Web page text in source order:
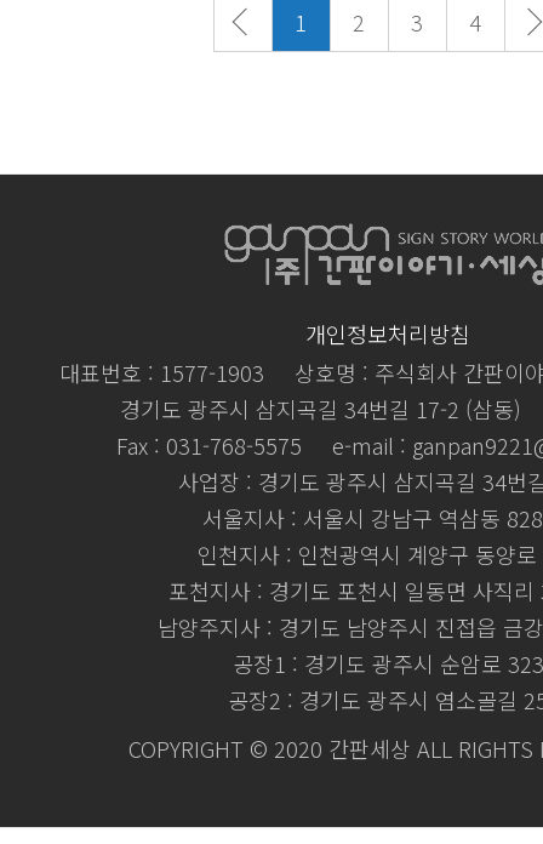
1 2 3 4
개인정보처리방침
대표번호 : 1577-1903
상호명 : 주식회사 간판이
경기도 광주시 삼지곡길 34번길 17-2 (삼동)
Fax : 031-768-5575
e-mail :
사업장 : 경기도 광주시 삼지곡길 34번
서울지사 : 서울시 강남구 역삼동
인천지사 : 인천광역시 계양구 동양
포천지사 : 경기도 포천시 일동면 사직
남양주지사 : 경기도 남양주시 진접읍 금
공장1 : 경기도 광주시 순암로 323
공장2 : 경기도 광주시 염소골길
COPYRIGHT © 2020 간판세상 ALL RIGHTS